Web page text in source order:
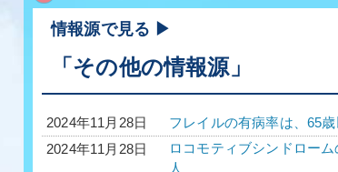
ロコモティブシンドローム／サルコペニア
情報源で見る ▶
「その他の情報源」
2024年11月28日
フレイルの有病率は、65
2024年11月28日
ロコモティブシンドロー
人